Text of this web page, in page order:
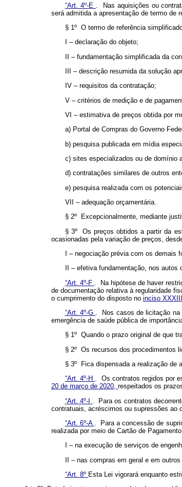
“Art. 4º-E
. Nas aquisições ou
será admitida a apresentação de termo de
§ 1º O termo de referência
I – declaração do objeto;
II – fundamentação simplificada da
III – descrição resumida da solução
IV – requisitos da contratação;
V – critérios de medição e de
VI – estimativa de preços obtida por
a) Portal de Compras do Governo
b) pesquisa publicada em mídia
c) sites especializados ou de domínio
d) contratações similares de outros
e) pesquisa realizada com os
VII – adequação orçamentária.
§ 2º Excepcionalmente, mediante
§ 3º Os preços obtidos a partir da
ocasionadas pela variação de preços,
I – negociação prévia com os
II – efetiva fundamentação, nos
“Art. 4º-F
. Na hipótese de haver
de documentação relativa à regularidade
o cumprimento do disposto no inciso
“Art. 4º-G
. Nos casos de licitação
emergência de saúde pública de
§ 1º Quando o prazo original de que
§ 2º Os recursos dos procedimentos
§ 3º Fica dispensada a realização de
“Art. 4º-H . Os contratos regidos por
20 de março de 2020, respeitados os
“Art. 4º-I
. Para os contratos
contratuais, acréscimos ou supressões ao
“Art. 6º-A
. Para a concessão de
realizada por meio de Cartão de
I – na execução de serviços de
II – nas compras em geral e em
“Art. 8º Esta Lei vigorará enquanto